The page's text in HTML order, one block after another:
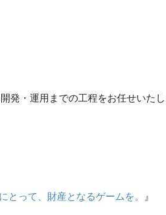
発・運用までの工程をお任せいたし
とって、財産となるゲームを。 』